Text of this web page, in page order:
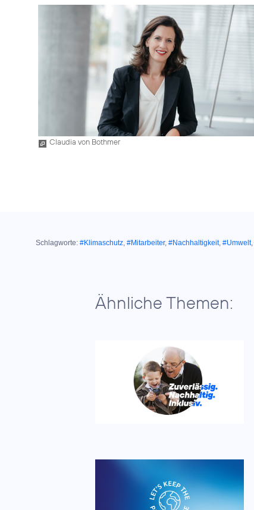
Claudia von Bothmer
Schlagworte: #Klimaschutz #Mitarbeiter, #Nachhaltigkeit, #Umwelt,
Ähnliche Themen: